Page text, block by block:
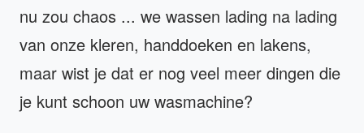
nu zou chaos ... we wassen lading na lading
van onze kleren, handdoeken en lakens,
maar wist je dat er nog veel meer dingen die
je kunt schoon uw wasmachine?